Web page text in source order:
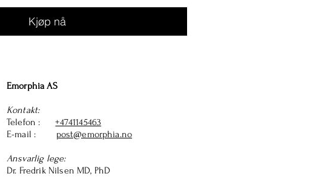
Kjøp nå
Emorphia AS
Kontakt:
Telefon :+4741145463
E-mail : post@emorphia.no
Ansvarlig lege:
Dr. Fredrik Nilsen MD, PhD